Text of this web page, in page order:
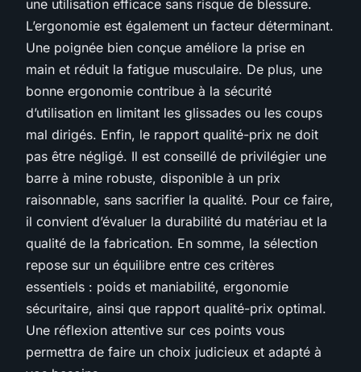
une utilisation efficace sans risque de blessure.
L’ergonomie est également un facteur déterminant.
Une poignée bien conçue améliore la prise en
main et réduit la fatigue musculaire. De plus, une
bonne ergonomie contribue à la sécurité
d’utilisation en limitant les glissades ou les coups
mal dirigés. Enfin, le rapport qualité-prix ne doit
pas être négligé. Il est conseillé de privilégier une
barre à mine robuste, disponible à un prix
raisonnable, sans sacrifier la qualité. Pour ce faire,
il convient d’évaluer la durabilité du matériau et la
qualité de la fabrication. En somme, la sélection
repose sur un équilibre entre ces critères
essentiels : poids et maniabilité, ergonomie
sécuritaire, ainsi que rapport qualité-prix optimal.
Une réflexion attentive sur ces points vous
permettra de faire un choix judicieux et adapté à